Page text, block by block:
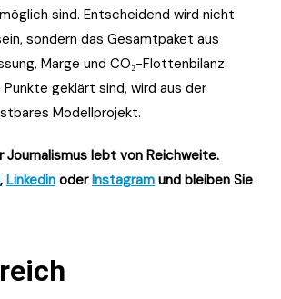
sind. Entscheidend wird nicht
sondern das Gesamtpaket aus
Marge und CO₂-Flottenbilanz.
geklärt sind, wird aus der
Modellprojekt.
Journalismus lebt von Reichweite.
, Linkedin oderInstagram und bleiben Sie